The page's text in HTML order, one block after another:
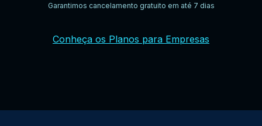
Garantimos cancelamento gratuito em até 7 dias
Conheça os Planos para Empresas
Play